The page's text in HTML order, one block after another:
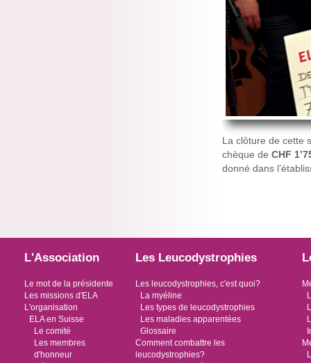
La clôture de cette
chèque de CHF
donné dans
L'Association
Le mot de la présidente
Les missions d'ELA
L'organisation
ELA en Suisse
Le comité
Les membres
d'honneur
Les Leucodystrophies
Les leucodystrophies, c'est quoi?
La myéline
Les types de leucodystrophies
Les maladies apparentées
Glossaire
Comment combattre les
leucodystrophies?